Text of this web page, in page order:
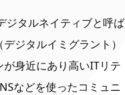
ジタルネイティブと呼ば
ジタルイミグラント）
身近にあり高いITリテ
などを使ったコミュニ